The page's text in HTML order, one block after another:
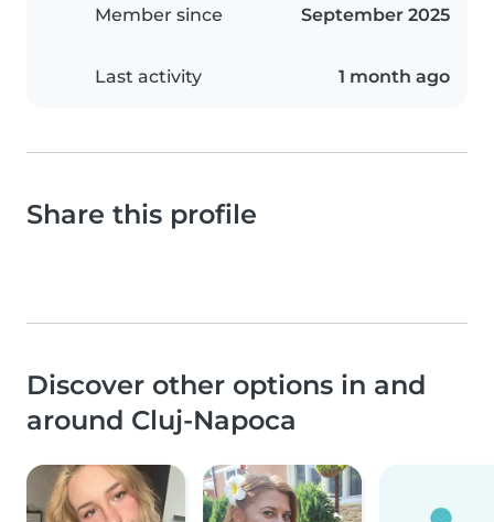
Member since September 2025
Last activity 1 month ago
Share this profile
Discover other options in and
around Cluj-Napoca